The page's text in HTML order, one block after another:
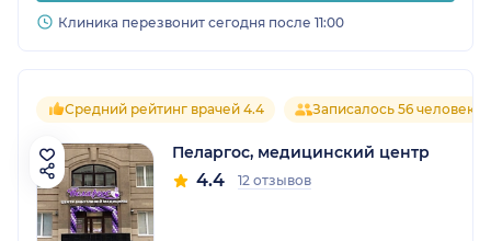
Клиника перезвонит сегодня после 11:00
Средний рейтинг врачей 4.4 Записалось 56 человек
Пеларгос, медицинский центр
4.4 12 отзывов